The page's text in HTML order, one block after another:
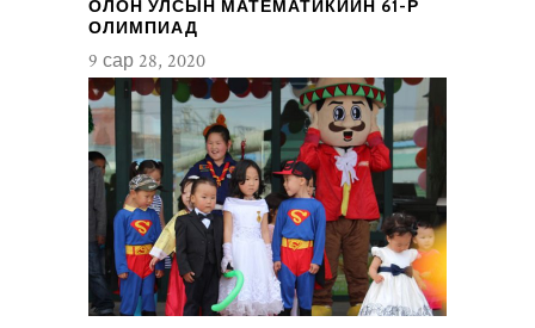
ОЛОН УЛСЫН МАТЕМАТИКИЙН 61-Р
ОЛИМПИАД
9 сар 28, 2020